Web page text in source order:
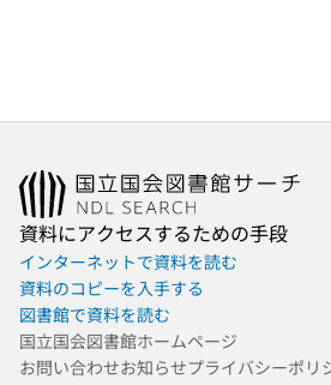
資料にアクセスするための手段
インターネットで資料を読む
資料のコピーを入手する
図書館で資料を読む
国立国会図書館ホームページ
お問い合わせお知らせプライバシーポリ